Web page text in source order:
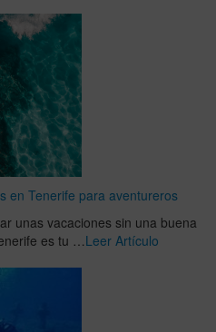
en Tenerife para aventureros
unas vacaciones sin una buena
es tu …Leer Artículo